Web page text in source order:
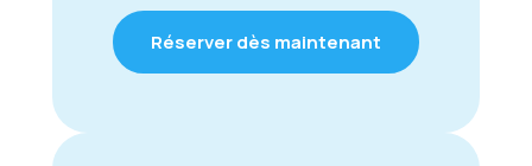
Réserver dès maintenant